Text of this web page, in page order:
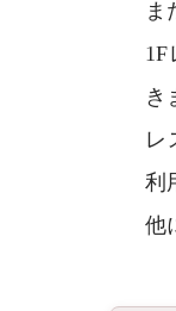
ま
き
レ
利
他